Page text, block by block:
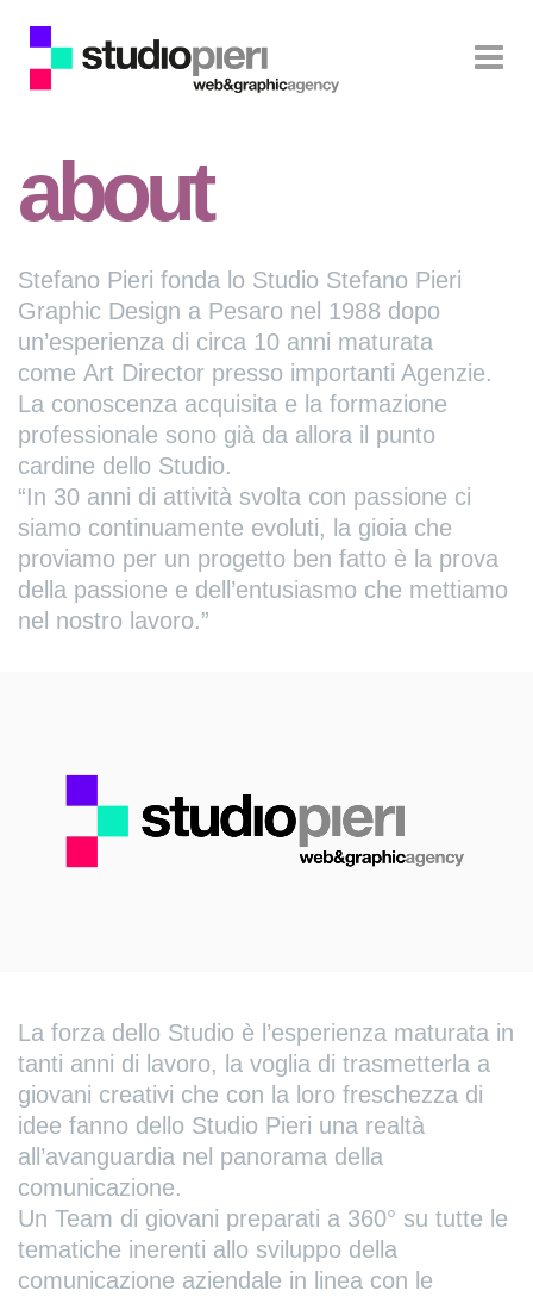
about
Stefano Pieri fonda lo Studio Stefano Pieri
Graphic Design a Pesaro nel 1988 dopo
un’esperienza di circa 10 anni maturata
come Art Director presso importanti Agenzie.
La conoscenza acquisita e la formazione
professionale sono già da allora il punto
cardine dello Studio.
“In 30 anni di attività svolta con passione ci
siamo continuamente evoluti, la gioia che
proviamo per un progetto ben fatto è la prova
della passione e dell’entusiasmo che mettiamo
nel nostro lavoro.”
La forza dello Studio è l’esperienza maturata in
tanti anni di lavoro, la voglia di trasmetterla a
giovani creativi che con la loro freschezza di
idee fanno dello Studio Pieri una realtà
all’avanguardia nel panorama della
comunicazione.
Un Team di giovani preparati a 360° su tutte le
tematiche inerenti allo sviluppo della
comunicazione aziendale in linea con le